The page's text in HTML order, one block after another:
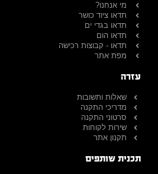
מי אנחנו?
תדאו ציוד כושר
תדאו בגדי ים
תדאו הום
תדאו - קבוצות רכישה
מפת אתר
עזרה
שאלות ותשובות
מדריכי התקנה
סרטוני התקנה
שירות לקוחות
תקנון אתר
תכנית שותפים